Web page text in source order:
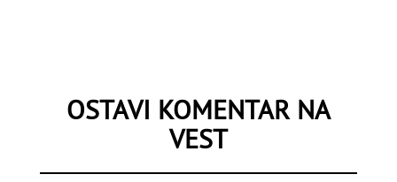
OSTAVI KOMENTAR NA
VEST